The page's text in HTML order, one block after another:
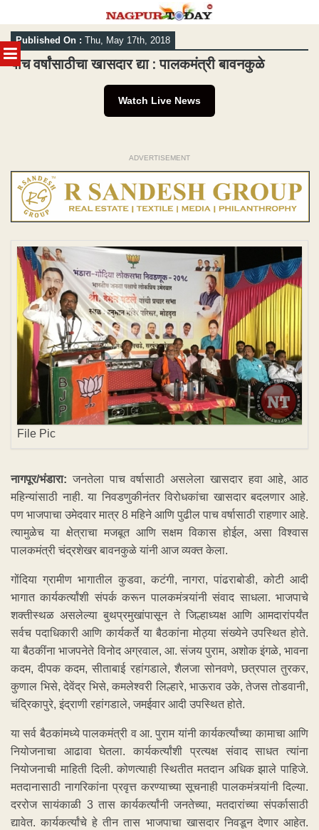
MENU
Skip
to
content
Published On : Thu, May 17th, 2018
पाच वर्षांसाठीचा खासदार द्या : पालकमंत्री बावनकुळे
Watch Live News
ADVERTISEMENT
File Pic
नागपूर/भंडारा: जनतेला पाच वर्षासाठी असलेला खासदार हवा आहे, आठ
महिन्यांसाठी नाही. या निवडणुकीनंतर विरोधकांचा खासदार बदलणार आहे.
पण भाजपाचा उमेदवार मात्र 8 महिने आणि पुढील पाच वर्षासाठी राहणार आहे.
त्यामुळेच या क्षेत्राचा मजबूत आणि सक्षम विकास होईल, असा विश्‍वास
पालकमंत्री चंद्रशेखर बावनकुळे यांनी आज व्यक्त केला.
गोंदिया ग्रामीण भागातील कुडवा, कटंगी, नागरा, पांढराबोडी, कोटी आदी
भागात कार्यकर्त्यांशी संपर्क करून पालकमंत्र्यांनी संवाद साधला. भाजपाचे
शक्तीस्थळ असलेल्या बुथप्रमुखांपासून ते जिल्हाध्यक्ष आणि आमदारांपर्यंत
सर्वच पदाधिकारी आणि कार्यकर्ते या बैठकांना मोठ्या संख्येने उपस्थित होते.
या बैठकींना भाजपनेते विनोद अग्रवाल, आ. संजय पुराम, अशोक इंगळे, भावना
कदम, दीपक कदम, सीताबाई रहांगडाले, शैलजा सोनवणे, छत्रपाल तुरकर,
कुणाल भिसे, देवेंद्र भिसे, कमलेश्‍वरी लिल्हारे, भाऊराव उके, तेजस तोडवानी,
चंद्रिकापुरे, इंद्राणी रहांगडाले, जमईवार आदी उपस्थित होते.
या सर्व बैठकांमध्ये पालकमंत्री व आ. पुराम यांनी कार्यकर्त्यांच्या कामाचा आणि
नियोजनाचा आढावा घेतला. कार्यकर्त्यांशी प्रत्यक्ष संवाद साधत त्यांना
नियोजनाची माहिती दिली. कोणत्याही स्थितीत मतदान अधिक झाले पाहिजे.
मतदानासाठी नागरिकांना प्रवृत्त करण्याच्या सूचनाही पालकमंत्र्यांनी दिल्या.
दररोज सायंकाळी 3 तास कार्यकर्त्यांनी जनतेच्या, मतदारांच्या संपर्कासाठी
द्यावेत. कार्यकर्त्यांचे हे तीन तास भाजपाचा खासदार निवडून देणार आहेत.